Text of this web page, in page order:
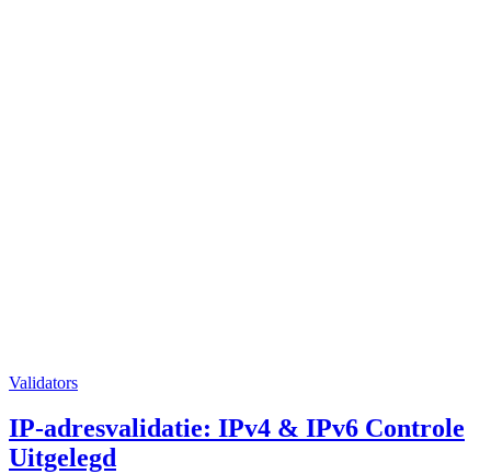
Validators
IP-adresvalidatie: IPv4 & IPv6 Controle
Uitgelegd